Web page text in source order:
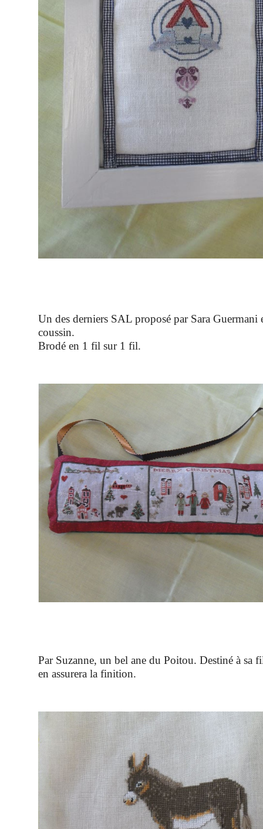
Un des derniers SAL proposé par Sara Guermani
coussin.
Brodé en 1 fil sur 1 fil.
Par Suzanne, un bel ane du Poitou. Destiné à sa
en assurera la finition.